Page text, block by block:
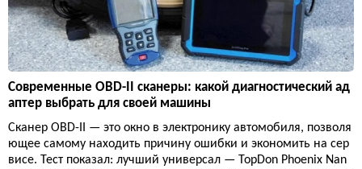
Современные OBD-II сканеры: какой диагностический ад
аптер выбрать для своей машины
Сканер OBD-II — это окно в электронику автомобиля, позволя
ющее самому находить причину ошибки и экономить на сер
висе. Тест показал: лучший универсал — TopDon Phoenix Nan